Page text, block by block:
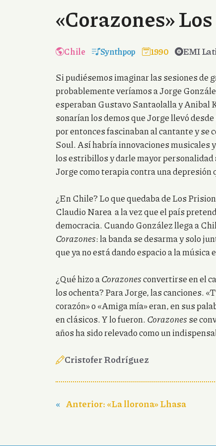
«Corazones»
Chile Synthpop 1990 EMI
Si pudiésemos imaginar las sesiones de
probablemente veríamos a Jorge
esperaban Gustavo Santaolalla y Anibal
sonarían los demos que Jorge llevó
por entonces fascinaban al cantante y
Soul. Así habría innovaciones musicales
los estribillos y darle mayor
Jorge como terapia contra una depresión
¿En Chile? Lo que quedaba de Los
Claudio Narea a la vez que el país
democracia. Cuando González llega a
Corazones: la banda se desarma y solo
que ya no está dando espacio a la música
¿Qué hizo aCorazonesconvertirse en el
los ochenta? Para Jorge, las canciones.
corazón» o «Amiga mía» eran, en sus
en clásicos. Y lo fueron.Corazonesse
años ha sido relevado como un
Cristofer Rodríguez
« Anterior:«La llorona» Lhasa